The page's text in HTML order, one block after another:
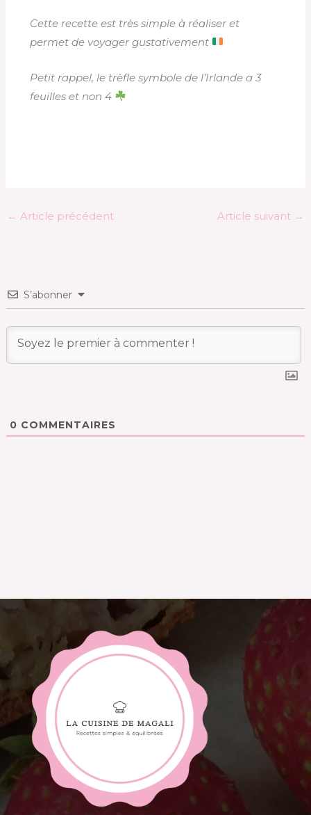
Cette recette est très simple à réaliser et
permet de voyager gustativement
Petit rappel, le trèfle symbole de l’Irlande a 3
feuilles et non 4
← Article précédent Article suivant →
S’abonner
0 COMMENTAIRES